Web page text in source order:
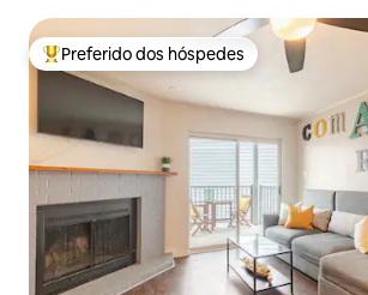
Entre os melhores preferidos dos hóspedes
Preferido dos hóspedes